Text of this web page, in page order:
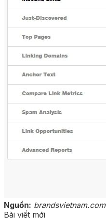
Nguồn: brandsvietnam.com
Bài viết mới